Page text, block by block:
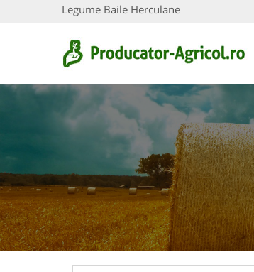
Legume Baile Herculane